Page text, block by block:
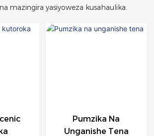
mazingira yasiyoweza kusahaulika.
Pumzika Na
Unganishe Tena